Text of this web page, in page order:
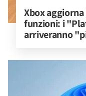
Xbox
funzioni: i
arriveranno